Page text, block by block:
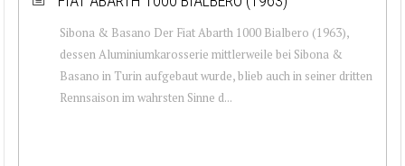
Sibona & Basano Der Fiat Abarth 1000 Bialbero (1963),
dessen Aluminiumkarosserie mittlerweile bei Sibona &
Basano in Turin aufgebaut wurde, blieb auch in seiner dritten
Rennsaison im wahrsten Sinne d...